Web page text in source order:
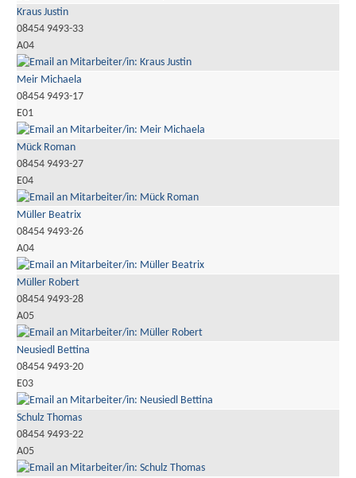
Kraus Justin
08454 9493-33
A04
Meir Michaela
08454 9493-17
E01
Mück Roman
08454 9493-27
E04
Müller Beatrix
08454 9493-26
A04
Müller Robert
08454 9493-28
A05
Neusiedl Bettina
08454 9493-20
E03
Schulz Thomas
08454 9493-22
A05